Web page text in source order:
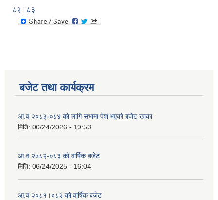
८२।८३
बजेट तथा कार्यक्रम
आ.व २०८३-०८४ काे लागि सभामा पेश भएकाे बजेट खाका
मिति: 06/24/2026 - 19:53
आ.व २०८२-०८३ काे वार्षिक बजेट
मिति: 06/24/2025 - 16:04
आ.व २०८१।०८२ काे वार्षिक बजेट